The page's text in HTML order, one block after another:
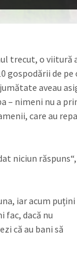
trecut, o viitură
gospodării de pe
aveau
– nimeni nu a
care au
niciun răspuns“,
iar acum
fac, dacă nu
că au bani să